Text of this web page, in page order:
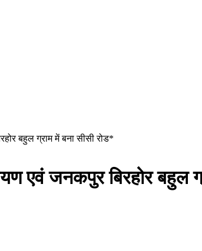
बहुल ग्राम में बना सीसी रोड*
एवं जनकपुर बिरहोर बहुल